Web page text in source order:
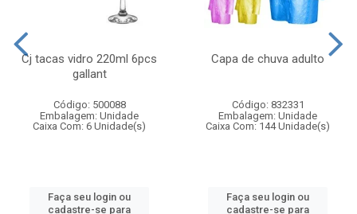
Cj tacas vidro 220ml 6pcs
gallant
Código: 500088
Embalagem: Unidade
Caixa Com: 6 Unidade(s)
Faça seu login ou
cadastre-se para
Capa de chuva adulto
Código: 832331
Embalagem: Unidade
Caixa Com: 144 Unidade(s)
Faça seu login ou
cadastre-se para